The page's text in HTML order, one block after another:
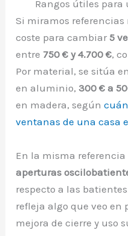
Rangos útiles
Si miramos
coste para cambiar5
entre 750 € y 4.700 €,
Por material, se sitúa
en aluminio,300 € a
en madera, según
ventanas de una casa
En la misma
aperturas
respecto a las
refleja algo que veo en
mejora de cierre y uso